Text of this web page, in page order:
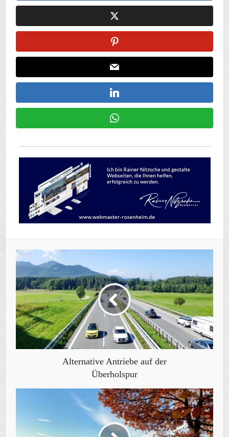
Alternative Antriebe auf der
Überholspur